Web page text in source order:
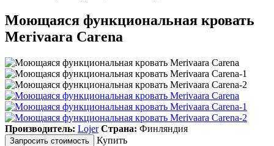
Моющаяся функциональная кровать
Merivaara Carena
Производитель: Lojer Страна: Финляндия
Запросить стоимость Купить